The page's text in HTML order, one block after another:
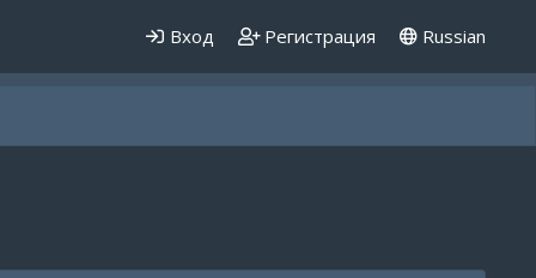
Вход Регистрация Russian